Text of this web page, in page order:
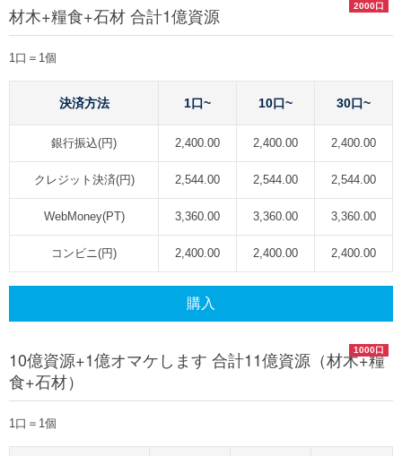
2000口
材木+糧食+石材 合計1億資源
1口＝1個
決済方法 1口~ 10口~ 30口~
銀行振込(円) 2,400.00 2,400.00 2,400.00
クレジット決済(円) 2,544.00 2,544.00 2,544.00
WebMoney(PT) 3,360.00 3,360.00 3,360.00
コンビニ(円) 2,400.00 2,400.00 2,400.00
購入
1000口
10億資源+1億オマケします 合計11億資源（材木+糧
食+石材）
1口＝1個